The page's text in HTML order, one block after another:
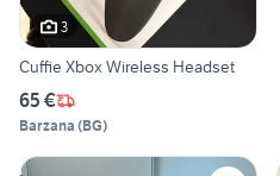
3
Cuffie Xbox Wireless Headset
65 €
Barzana (BG)